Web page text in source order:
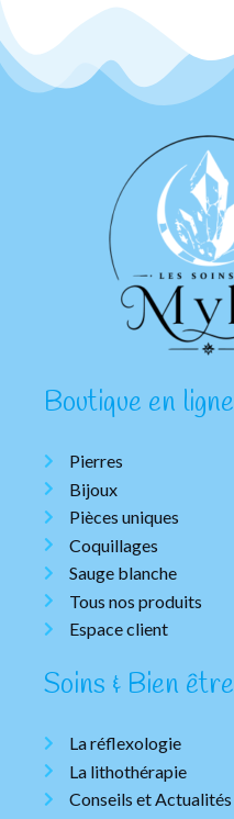
Boutique en ligne
Pierres
Bijoux
Pièces uniques
Coquillages
Sauge blanche
Tous nos produits
Espace client
Soins & Bien être
La réflexologie
La lithothérapie
Conseils et Actualités